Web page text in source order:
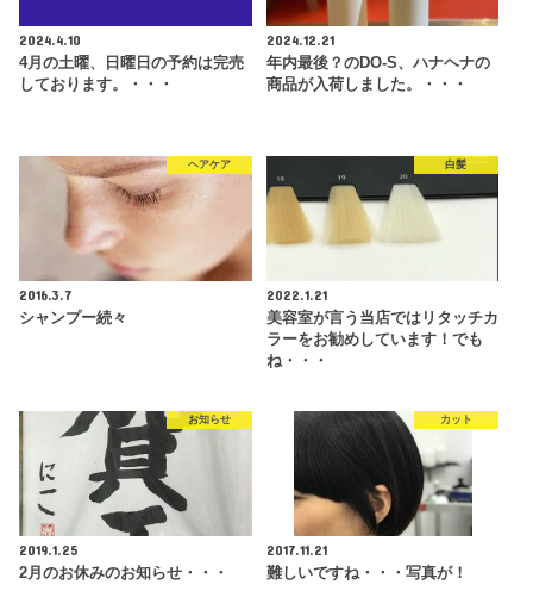
2024.4.10
4月の土曜、日曜日の予約は完売
しております。・・・
2024.12.21
年内最後？のDO-S、ハナヘナの
商品が入荷しました。・・・
ヘアケア
2016.3.7
シャンプー続々
白髪
2022.1.21
美容室が言う当店ではリタッチカ
ラーをお勧めしています！でも
ね・・・
お知らせ
2019.1.25
2月のお休みのお知らせ・・・
カット
2017.11.21
難しいですね・・・写真が！